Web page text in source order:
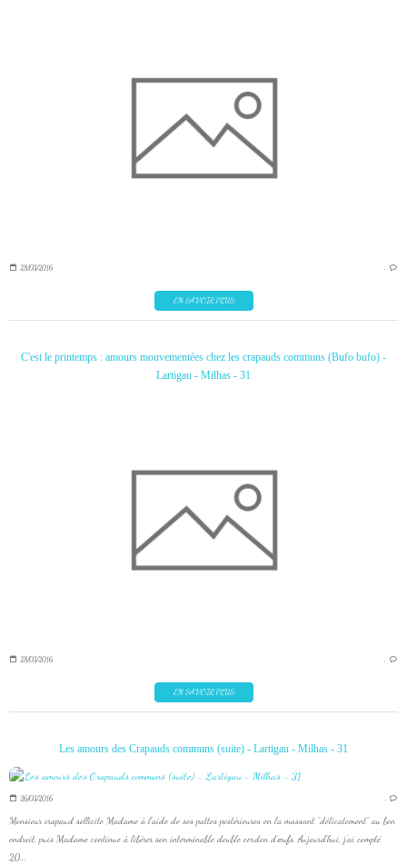
28/03/2016
EN SAVOIR PLUS
C'est le printemps : amours mouvementées chez les crapauds communs (Bufo bufo) -
Lartigau - Milhas - 31
28/03/2016 …
EN SAVOIR PLUS
Les amours des Crapauds communs (suite) - Lartigau - Milhas - 31
26/03/2016 …
Monsieur crapaud sollicite Madame à l'aide de ses pattes postérieures en la massant "délicatement" au bon
endroit, puis Madame continue à libérer son interminable double cordon d’œufs. Aujourd'hui, j'ai compté
20...